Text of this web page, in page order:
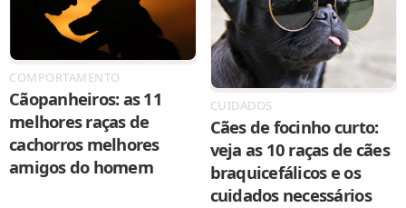
COMPORTAMENTO
Cãopanheiros: as 11
melhores raças de
cachorros melhores
amigos do homem
CUIDADOS
Cães de focinho curto:
veja as 10 raças de cães
braquicefálicos e os
cuidados necessários